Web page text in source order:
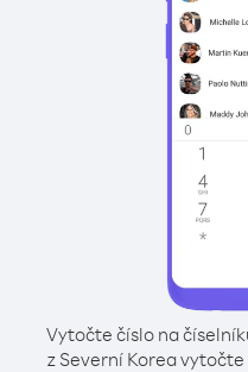
Vytočte číslo na
z Severní Korea